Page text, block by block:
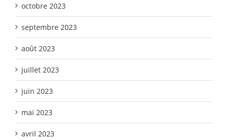
octobre 2023
septembre 2023
août 2023
juillet 2023
juin 2023
mai 2023
avril 2023